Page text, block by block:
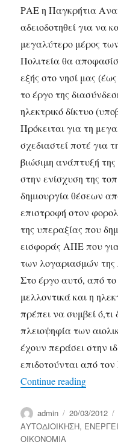
ΡΑΕ η Παγκρήτια
αδειοδοτηθεί για να
μεγαλύτερο μέρος
Πολιτεία θα
εξής στο νησί μας
το έργο της
ηλεκτρικό δίκτυο
Πρόκειται για τη
σχεδιαστεί ποτέ για
βιώσιμη ανάπτυξή
στην ενίσχυση της
δημιουργία θέσεων
επιστροφή στον
της υπεραξίας που
εισφοράς ΑΠΕ που
των λογαριασμών
Στο έργο αυτό, από
μελλοντικά και η
πρέπει να συμβεί
πλειοψηφία των
έχουν περάσει στην
επιδοτούνται από
Continue reading
Author
admin
Posted
on
20/03/2012
ΑΥΤΟΔΙΟΙΚΗΣΗ,
ΟΙΚΟΝΟΜΙΑ